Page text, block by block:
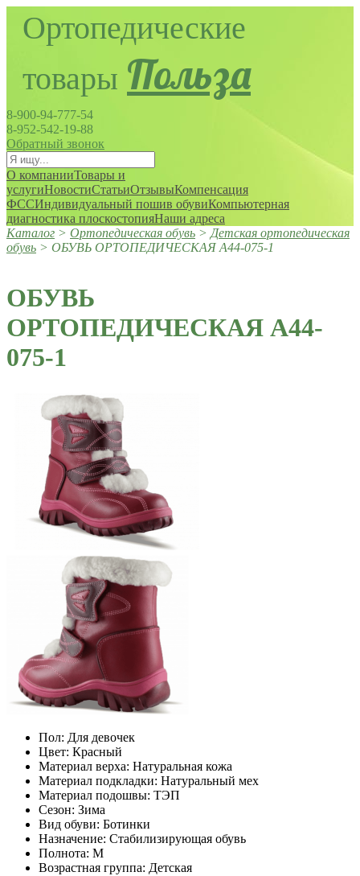
Польза
8-900-94-777-54
8-952-542-19-88
Обратный звонок
О компанииТовары и
услугиНовостиСтатьиОтзывыКомпенсация
ФССИндивидуальный пошив обувиКомпьютерная
диагностика плоскостопияНаши адреса
Каталог > Ортопедическая обувь > Детская ортопедическая
обувь > ОБУВЬ ОРТОПЕДИЧЕСКАЯ А44-075-1
ОБУВЬ
ОРТОПЕДИЧЕСКАЯ А44-
075-1
Пол: Для девочек
Цвет: Красный
Материал верха: Натуральная кожа
Материал подкладки: Натуральный мех
Материал подошвы: ТЭП
Сезон: Зима
Вид обуви: Ботинки
Назначение: Стабилизирующая обувь
Полнота: M
Возрастная группа: Детская